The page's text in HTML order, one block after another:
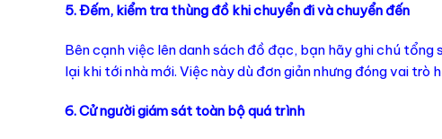
5. Đếm, kiểm tra thùng đồ khi chuyển đi và chuyển đến
Bên cạnh việc lên danh sách đồ đạc, bạn hãy ghi chú
lại khi tới nhà mới. Việc này dù đơn giản nhưng đóng vai trò
6. Cử người giám sát toàn bộ quá trình